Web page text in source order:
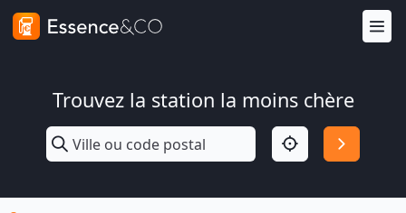
Trouvez la station la moins chère